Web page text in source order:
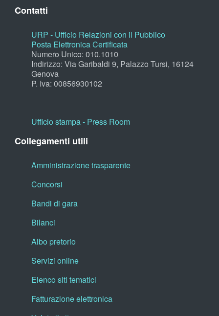
Contatti
URP - Ufficio Relazioni con il Pubblico
Posta Elettronica Certificata
Numero Unico: 010.1010
Indirizzo: Via Garibaldi 9, Palazzo Tursi, 16124
Genova
P. Iva: 00856930102
Ufficio stampa - Press Room
Collegamenti utili
Amministrazione trasparente
Concorsi
Bandi di gara
Bilanci
Albo pretorio
Servizi online
Elenco siti tematici
Fatturazione elettronica